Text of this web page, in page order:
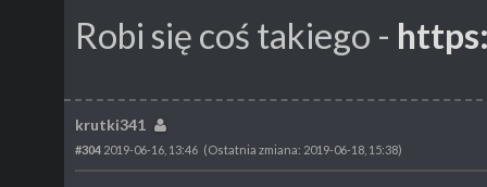
Robi się coś takiego -
krutki341
#304 2019-06-16, 13:46 (Ostatnia zmiana: 2019-06-18, 15:38)